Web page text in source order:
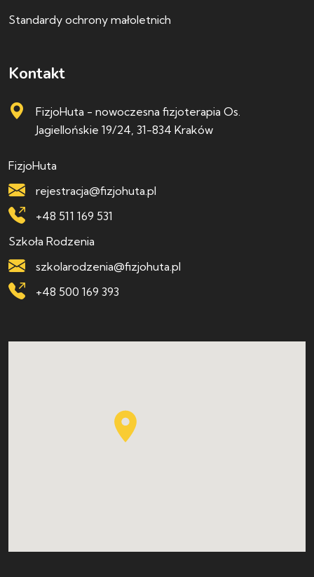
Standardy ochrony małoletnich
Kontakt
FizjoHuta - nowoczesna fizjoterapia Os.
Jagiellońskie 19/24, 31-834 Kraków
FizjoHuta
rejestracja@fizjohuta.pl
+48 511 169 531
Szkoła Rodzenia
szkolarodzenia@fizjohuta.pl
+48 500 169 393